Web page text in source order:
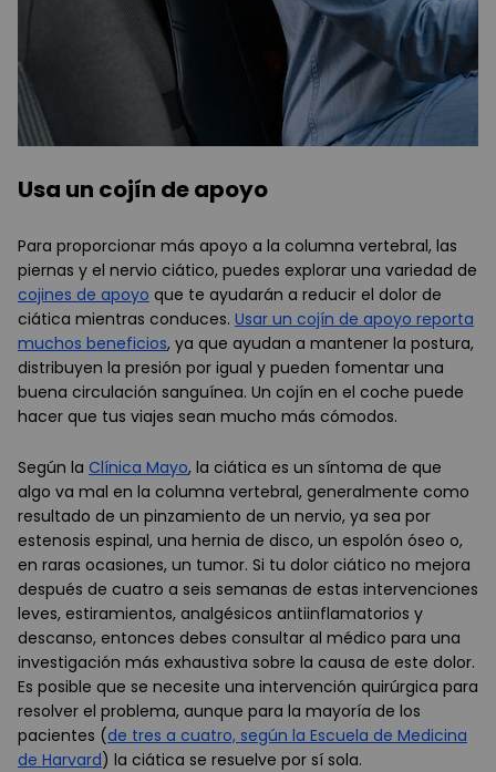
Usa un cojín de apoyo
Para proporcionar más apoyo a la columna vertebral, las
piernas y el nervio ciático, puedes explorar una variedad de
cojines de apoyo que te ayudarán a reducir el dolor de
ciática mientras conduces. Usar un cojín de apoyo reporta
muchos beneficios, ya que ayudan a mantener la postura,
distribuyen la presión por igual y pueden fomentar una
buena circulación sanguínea. Un cojín en el coche puede
hacer que tus viajes sean mucho más cómodos.
Según la Clínica Mayo, la ciática es un síntoma de que
algo va mal en la columna vertebral, generalmente como
resultado de un pinzamiento de un nervio, ya sea por
estenosis espinal, una hernia de disco, un espolón óseo o,
en raras ocasiones, un tumor. Si tu dolor ciático no mejora
después de cuatro a seis semanas de estas intervenciones
leves, estiramientos, analgésicos antiinflamatorios y
descanso, entonces debes consultar al médico para una
investigación más exhaustiva sobre la causa de este dolor.
Es posible que se necesite una intervención quirúrgica para
resolver el problema, aunque para la mayoría de los
pacientes (de tres a cuatro, según la Escuela de Medicina
de Harvard) la ciática se resuelve por sí sola.